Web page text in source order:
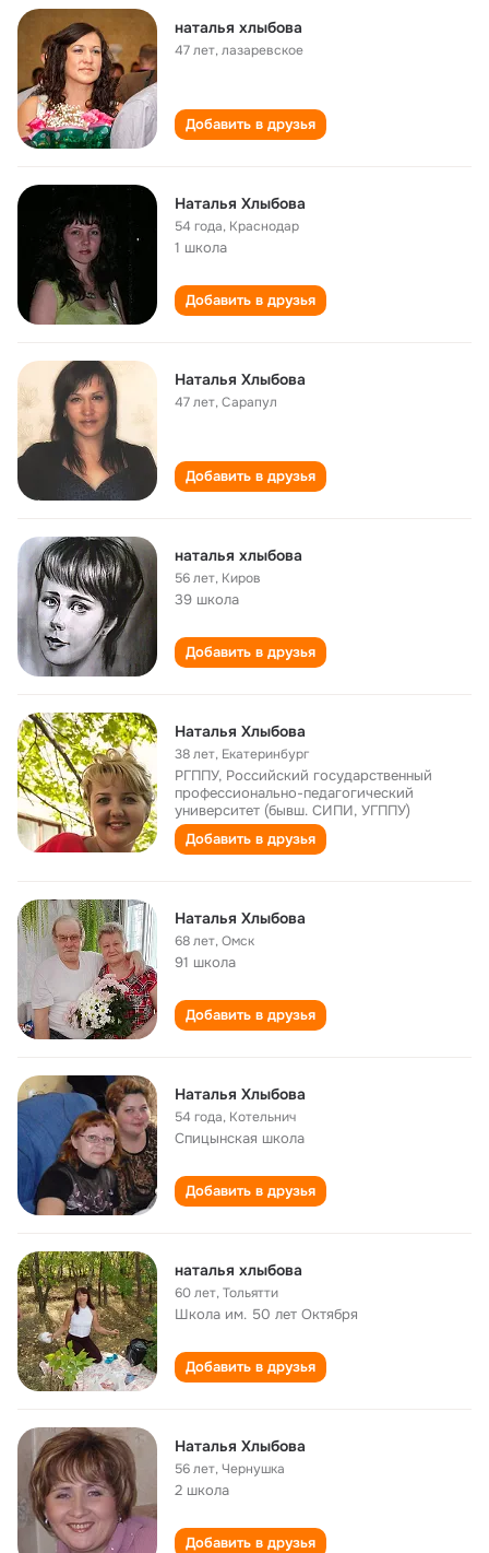
наталья хлыбова
47 лет,лазаревское
Добавить в друзья
Наталья Хлыбова
54 года, Краснодар
1 школа
Добавить в друзья
Наталья Хлыбова
47 лет,Сарапул
Добавить в друзья
наталья хлыбова
56 лет, Киров
39 школа
Добавить в друзья
Наталья Хлыбова
38 лет, Екатеринбург
РГППУ, Российский государственный
профессионально-педагогический
университет (бывш. СИПИ, УГППУ)
Добавить в друзья
Наталья Хлыбова
68 лет,Омск
91 школа
Добавить в друзья
Наталья Хлыбова
54 года, Котельнич
Спицынская школа
Добавить в друзья
наталья хлыбова
60 лет,Тольятти
Школа им. 50 лет Октября
Добавить в друзья
Наталья Хлыбова
56 лет,Чернушка
2 школа
Добавить в друзья